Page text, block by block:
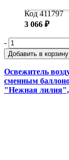
Код 411797
3 066 ₽
-
Добавить в корзину
Освежитель
сменным
"Нежная лилия",